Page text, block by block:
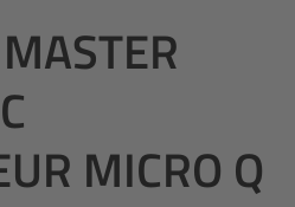
MICRO Q